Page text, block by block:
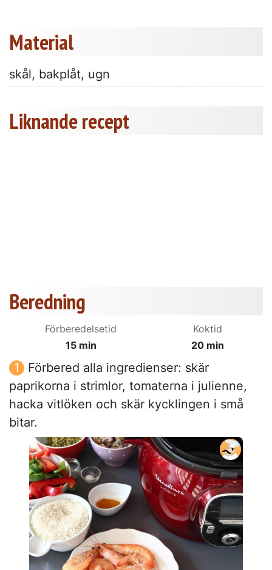
Material
skål, bakplåt, ugn
Liknande recept
Beredning
Förberedelsetid
15 min
Koktid
20 min
Förbered alla ingredienser: skär
paprikorna i strimlor, tomaterna i julienne,
hacka vitlöken och skär kycklingen i små
bitar.